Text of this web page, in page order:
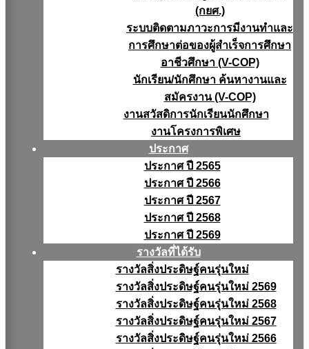
(กยศ.)
ระบบติดตามภาวะการมีงานทำและ
การศึกษาต่อของผู้สำเร็จการศึกษา
อาชีวศึกษา (V-COP)
นักเรียน/นักศึกษา ค้นหางานและ
สมัครงาน (V-COP)
งานสวัสดิการนักเรียนนักศึกษา
งานโครงการพิเศษ
ประกาศ
ประกาศ ปี 2565
ประกาศ ปี 2566
ประกาศ ปี 2567
ประกาศ ปี 2568
ประกาศ ปี 2569
รางวัลที่ได้รับ
รางวัลสิ่งประดิษฐ์คนรุ่นใหม่
รางวัลสิ่งประดิษฐ์คนรุ่นใหม่ 2569
รางวัลสิ่งประดิษฐ์คนรุ่นใหม่ 2568
รางวัลสิ่งประดิษฐ์คนรุ่นใหม่ 2567
รางวัลสิ่งประดิษฐ์คนรุ่นใหม่ 2566